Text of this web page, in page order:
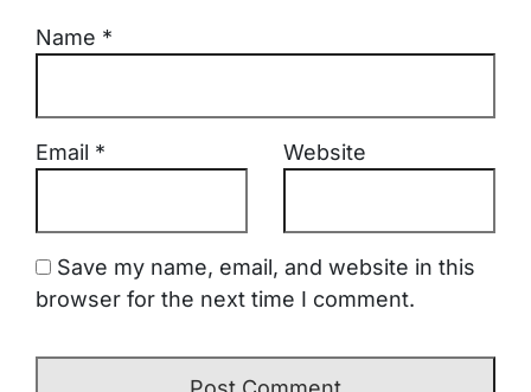
Name *
Email * Website
Save my name, email, and website in this
browser for the next time I comment.